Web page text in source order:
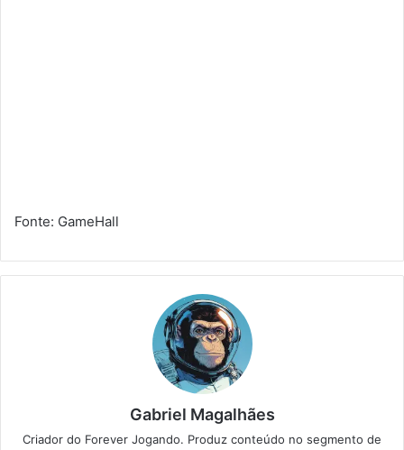
Fonte: GameHall
Gabriel Magalhães
Criador do Forever Jogando. Produz conteúdo no segmento de